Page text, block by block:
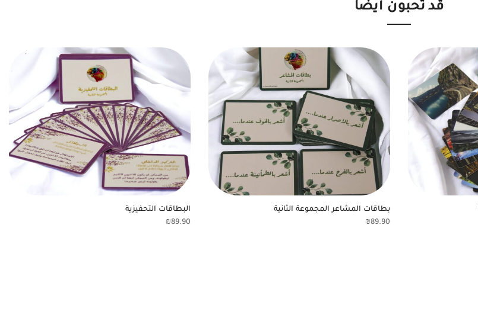
قد تحبون أيضا
بطاقات المشاعر المجموعة الثانية
₪89.90
البطاقات التحفيزية
₪89.90